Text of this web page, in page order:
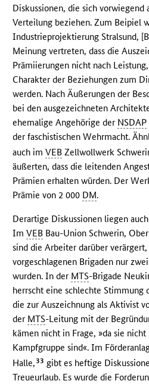
Diskussionen, die sich vorwiegend
Verteilung beziehen. Zum Beipiel
Industrieprojektierung Stralsund,
Meinung vertreten, dass die
Prämiierungen nicht nach
Charakter der Beziehungen zum
werden. Nach Äußerungen der
bei den ausgezeichneten
ehemalige Angehörige der NSDAP
der faschistischen Wehrmacht.
auch imVEB Zellwollwerk
äußerten, dass die leitenden
Prämien erhalten würden. Der
Prämie von 2 000 DM.
Derartige Diskussionen liegen
ImVEB Bau-Union Schwerin,
sind die Arbeiter darüber verärgert,
vorgeschlagenen Brigaden nur
wurden. In der MTS-Brigade
herrscht eine schlechte Stimmung
die zur Auszeichnung als Aktivist
der MTS-Leitung mit der
kämen nicht in Frage, »da sie
Kampfgruppe sind«. Im
Halle, 33 gibt es heftige
Treueurlaub. Es wurde die